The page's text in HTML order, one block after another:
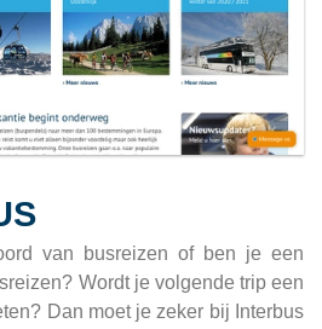
van busreizen of ben je een
Wordt je volgende trip een
Dan moet je zeker bij Interbus